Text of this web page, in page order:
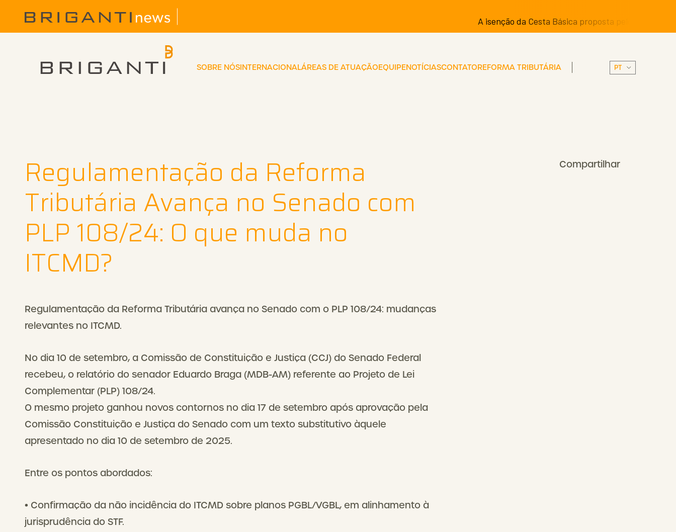
A isenção da Cesta Básica proposta pelos Senadores
SOBRE NÓSINTERNACIONALÁREAS DE ATUAÇÃOEQUIPENOTÍCIASCONTATOREFORMA TRIBUTÁRIA
Regulamentação da Reforma
Tributária Avança no Senado com
PLP 108/24: O que muda no
ITCMD?
Regulamentação da Reforma Tributária avança no Senado com o PLP 108/24: mudanças
relevantes no ITCMD.
No dia 10 de setembro, a Comissão de Constituição e Justiça (CCJ) do Senado Federal
recebeu, o relatório do senador Eduardo Braga (MDB-AM) referente ao Projeto de Lei
Complementar (PLP) 108/24.
O mesmo projeto ganhou novos contornos no dia 17 de setembro após aprovação pela
Comissão Constituição e Justiça do Senado com um texto substitutivo àquele
apresentado no dia 10 de setembro de 2025.
Entre os pontos abordados:
• Confirmação da não incidência do ITCMD sobre planos PGBL/VGBL, em alinhamento à
jurisprudência do STF.
Compartilhar